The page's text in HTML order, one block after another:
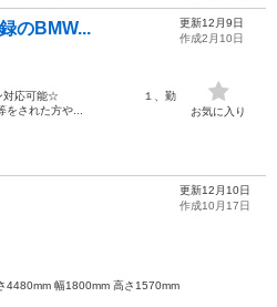
のBMW...
対応可能☆ １、勤
された方や...
更新12月9日
作成2月10日
お気に入り
4480mm 幅1800mm 高さ1570mm
更新12月10日
作成10月17日